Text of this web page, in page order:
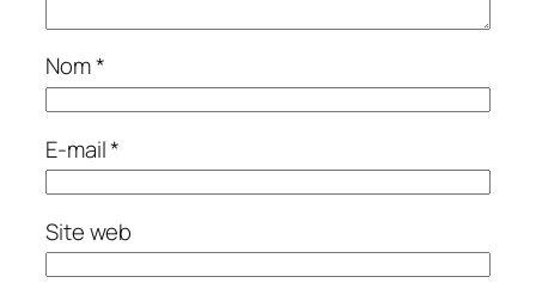
Nom*
E-mail*
Site web